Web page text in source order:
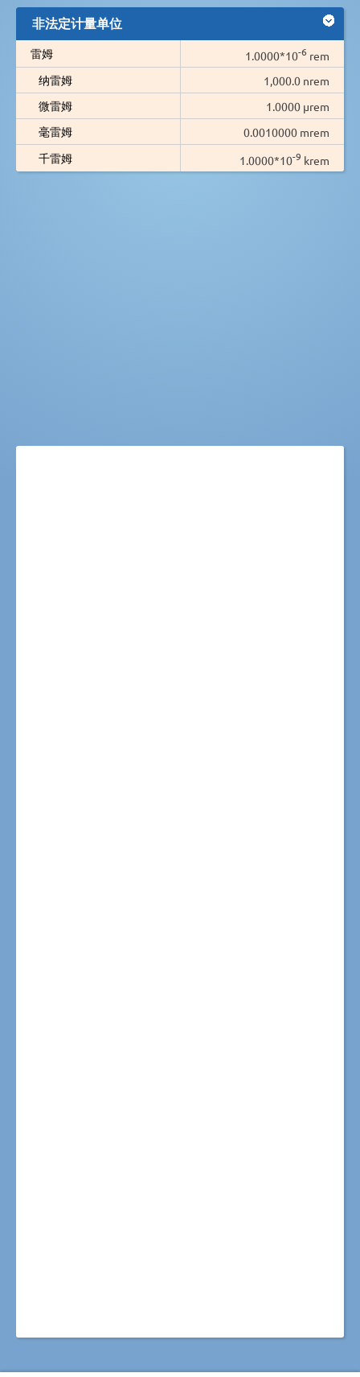
非法定计量单位
雷姆 1.0000*10-6 rem
纳雷姆
1,000.0 nrem
微雷姆
1.0000 µrem
毫雷姆
0.0010000 mrem
千雷姆
1.0000*10-9 krem